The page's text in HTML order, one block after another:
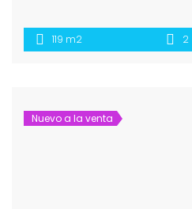
119 m2 2
Nuevo a la venta